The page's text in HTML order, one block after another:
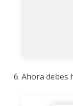
Ahora debes